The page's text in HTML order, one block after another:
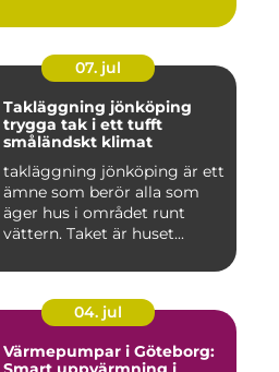
07. jul
Takläggning jönköping
trygga tak i ett tufft
småländskt klimat
takläggning jönköping är ett
ämne som berör alla som
äger hus i området runt
vättern. Taket är huset...
04. jul
Värmepumpar i Göteborg: